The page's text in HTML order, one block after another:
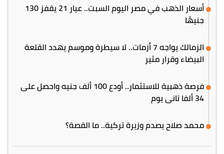
أسعار الذهب في مصر اليوم السبت.. عيار 21 يقفز 130
جنيهًا
الزمالك يواجه 7 أزمات.. لا سيطرة وموسم يهدد القلعة
البيضاء وقرار مثير
فرصة ذهبية للاستثمار.. أودع 100 ألف جنيه واحصل على
34 ألفا تاني يوم
محمد صلاح يصدم وزيرة تركية.. ما القصة؟